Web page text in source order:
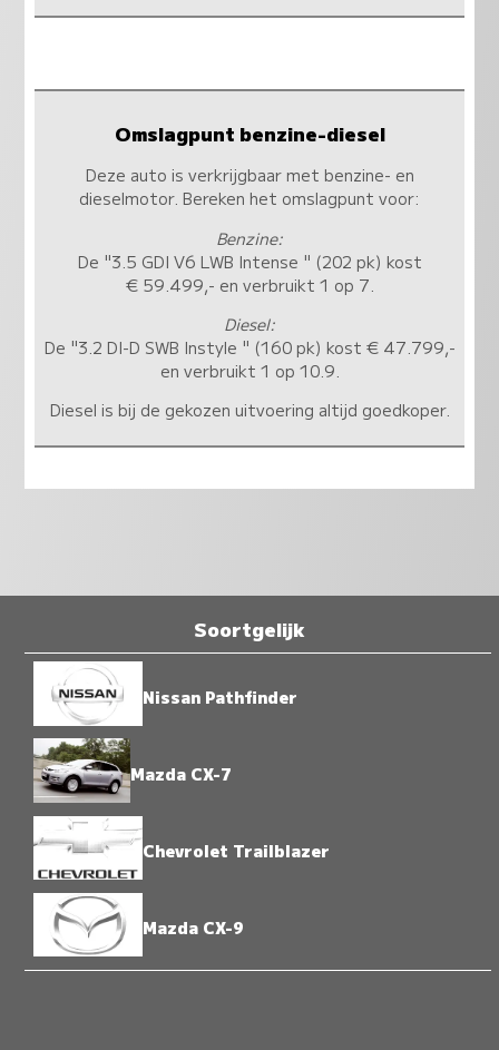
Omslagpunt benzine-diesel
Deze auto is verkrijgbaar met benzine- en
dieselmotor. Bereken het omslagpunt voor:
Benzine:
De "3.5 GDI V6 LWB Intense " (202 pk) kost
€ 59.499,- en verbruikt 1 op 7.
Diesel:
De "3.2 DI-D SWB Instyle " (160 pk) kost € 47.799,-
en verbruikt 1 op 10.9.
Diesel is bij de gekozen uitvoering altijd goedkoper.
Soortgelijk
Nissan Pathfinder
Mazda CX-7
Chevrolet Trailblazer
Mazda CX-9